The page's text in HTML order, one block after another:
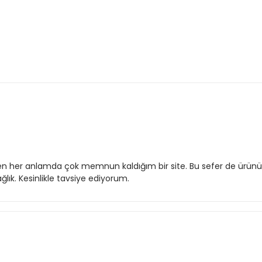
her anlamda çok memnun kaldığım bir site. Bu sefer de
Kesinlikle tavsiye ediyorum.